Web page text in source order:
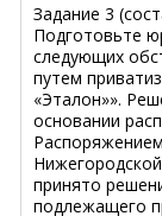
Задание 3
Подготовьте
следующих
путем
«Эталон»».
основании
принято
подлежащего